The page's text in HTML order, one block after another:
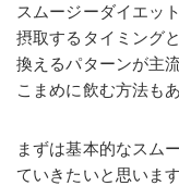
スムージーダイエッ
摂取するタイミング
換えるパターンが主
こまめに飲む方法も
まずは基本的なスム
ていきたいと思います